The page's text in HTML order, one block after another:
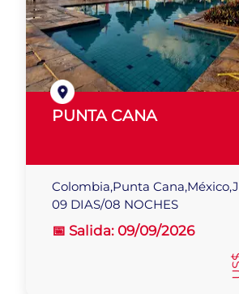
PUNTA CANA
Colombia,Punta
09 DIAS/08 NOCHES
📅 Salida: 09/09/2026